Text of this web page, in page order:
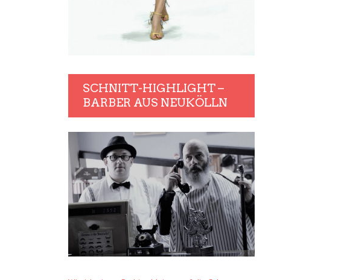
SCHNITT-HIGHLIGHT –
BARBER AUS NEUKÖLLN